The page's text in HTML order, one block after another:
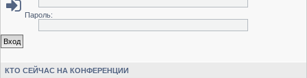
Пароль:
КТО СЕЙЧАС НА КОНФЕРЕНЦИИ